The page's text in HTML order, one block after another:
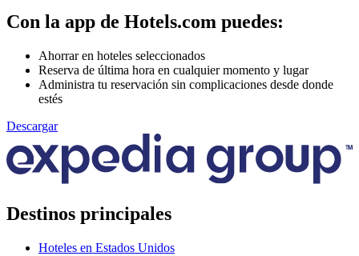
Con la app de Hotels.com puedes:
Ahorrar en hoteles seleccionados
Reserva de última hora en cualquier momento y lugar
Administra tu reservación sin complicaciones desde donde
estés
Descargar
Destinos principales
Hoteles en Estados Unidos